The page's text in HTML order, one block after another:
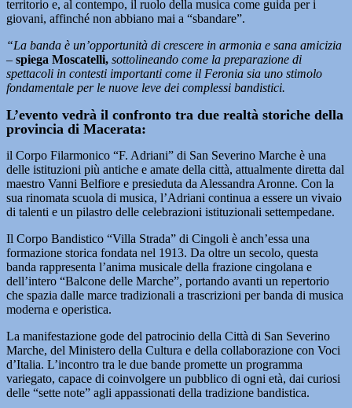
territorio e, al contempo, il ruolo della musica come guida per i
giovani, affinché non abbiano mai a “sbandare”.
“La banda è un’opportunità di crescere in armonia e sana amicizia
– spiega Moscatelli, sottolineando come la preparazione di
spettacoli in contesti importanti come il Feronia sia uno stimolo
fondamentale per le nuove leve dei complessi bandistici.
L’evento vedrà il confronto tra due realtà storiche della
provincia di Macerata:
il Corpo Filarmonico “F. Adriani” di San Severino Marche è una
delle istituzioni più antiche e amate della città, attualmente diretta dal
maestro Vanni Belfiore e presieduta da Alessandra Aronne. Con la
sua rinomata scuola di musica, l’Adriani continua a essere un vivaio
di talenti e un pilastro delle celebrazioni istituzionali settempedane.
Il Corpo Bandistico “Villa Strada” di Cingoli è anch’essa una
formazione storica fondata nel 1913. Da oltre un secolo, questa
banda rappresenta l’anima musicale della frazione cingolana e
dell’intero “Balcone delle Marche”, portando avanti un repertorio
che spazia dalle marce tradizionali a trascrizioni per banda di musica
moderna e operistica.
La manifestazione gode del patrocinio della Città di San Severino
Marche, del Ministero della Cultura e della collaborazione con Voci
d’Italia. L’incontro tra le due bande promette un programma
variegato, capace di coinvolgere un pubblico di ogni età, dai curiosi
delle “sette note” agli appassionati della tradizione bandistica.